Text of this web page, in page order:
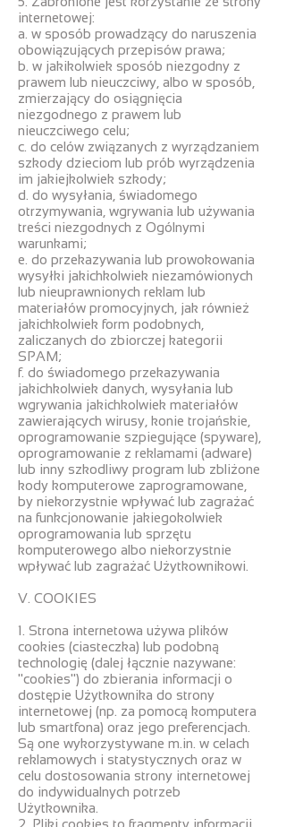
internetowej:
a. w sposób prowadzący do naruszenia
obowiązujących przepisów prawa;
b. w jakikolwiek sposób niezgodny z
prawem lub nieuczciwy, albo w sposób,
zmierzający do osiągnięcia
niezgodnego z prawem lub
nieuczciwego celu;
c. do celów związanych z wyrządzaniem
szkody dzieciom lub prób wyrządzenia
im jakiejkolwiek szkody;
d. do wysyłania, świadomego
otrzymywania, wgrywania lub używania
treści niezgodnych z Ogólnymi
warunkami;
e. do przekazywania lub prowokowania
wysyłki jakichkolwiek niezamówionych
lub nieuprawnionych reklam lub
materiałów promocyjnych, jak również
jakichkolwiek form podobnych,
zaliczanych do zbiorczej kategorii
SPAM;
f. do świadomego przekazywania
jakichkolwiek danych, wysyłania lub
wgrywania jakichkolwiek materiałów
zawierających wirusy, konie trojańskie,
oprogramowanie szpiegujące (spyware),
oprogramowanie z reklamami (adware)
lub inny szkodliwy program lub zbliżone
kody komputerowe zaprogramowane,
by niekorzystnie wpływać lub zagrażać
na funkcjonowanie jakiegokolwiek
oprogramowania lub sprzętu
komputerowego albo niekorzystnie
wpływać lub zagrażać Użytkownikowi.
V. COOKIES
1. Strona internetowa używa plików
cookies (ciasteczka) lub podobną
technologię (dalej łącznie nazywane:
"cookies") do zbierania informacji o
dostępie Użytkownika do strony
internetowej (np. za pomocą komputera
lub smartfona) oraz jego preferencjach.
Są one wykorzystywane m.in. w celach
reklamowych i statystycznych oraz w
celu dostosowania strony internetowej
do indywidualnych potrzeb
Użytkownika.
2. Pliki cookies to fragmenty informacji,